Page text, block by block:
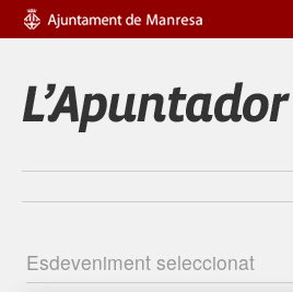
Esdeveniment seleccionat